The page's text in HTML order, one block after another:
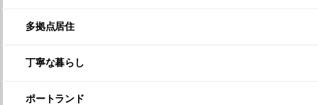
多拠点居住
丁寧な暮らし
ポートランド